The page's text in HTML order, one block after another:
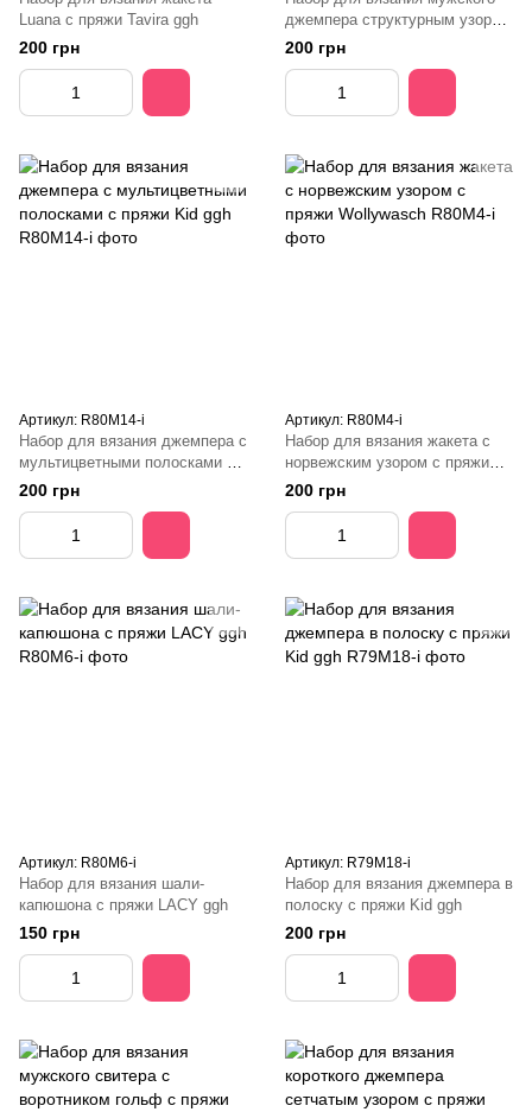
Luana с пряжи Tavira ggh
200 грн
джемпера структурным узором
с пряжи Tavira ggh
200 грн
Артикул: R80М14-і
Набор для вязания джемпера с
мультицветными полосками с
пряжи Kid ggh
200 грн
Артикул: R80M4-і
Набор для вязания жакета с
норвежским узором с пряжи
Wollywasch
200 грн
Артикул: R80М6-і
Набор для вязания шали-
капюшона с пряжи LACY ggh
150 грн
Артикул: R79M18-і
Набор для вязания джемпера в
полоску с пряжи Kid ggh
200 грн